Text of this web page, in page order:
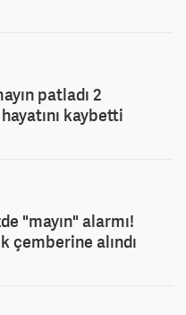
patladı 2
kaybetti
"mayın" alarmı!
çemberine alındı